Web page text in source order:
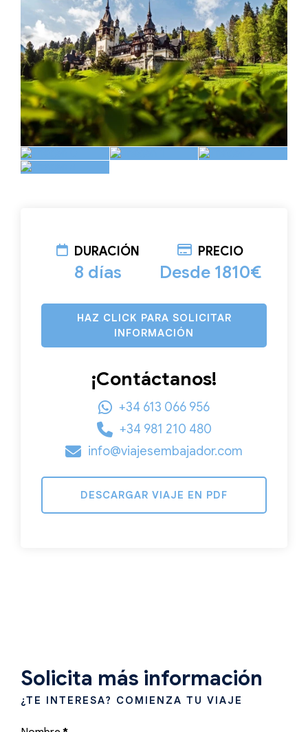
DURACIÓN
8 días
PRECIO
Desde 1810€
HAZ CLICK PARA SOLICITAR
INFORMACIÓN
¡Contáctanos!
+34 613 066 956
+34 981 210 480
info@viajesembajador.com
DESCARGAR VIAJE EN PDF
Solicita más información
¿TE INTERESA? COMIENZA TU VIAJE